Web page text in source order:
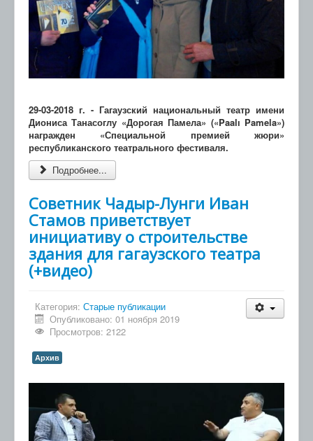
29-03-2018 г. - Гагаузский национальный театр имени
Диониса Танасоглу «Дорогая Памела» («Paalı Pamela»)
награжден «Специальной премией жюри»
республиканского театрального фестиваля.
Подробнее...
Советник Чадыр-Лунги Иван
Стамов приветствует
инициативу о строительстве
здания для гагаузского театра
(+видео)
Категория: Старые публикации
Опубликовано: 01 ноября 2019
Просмотров: 2122
Архив